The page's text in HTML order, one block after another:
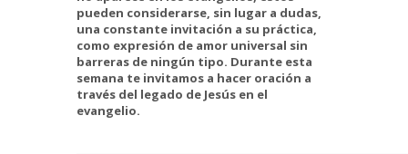
pueden considerarse, sin lugar a dudas,
una constante invitación a su práctica,
como expresión de amor universal sin
barreras de ningún tipo. Durante esta
semana te invitamos a hacer oración a
través del legado de Jesús en el
evangelio.